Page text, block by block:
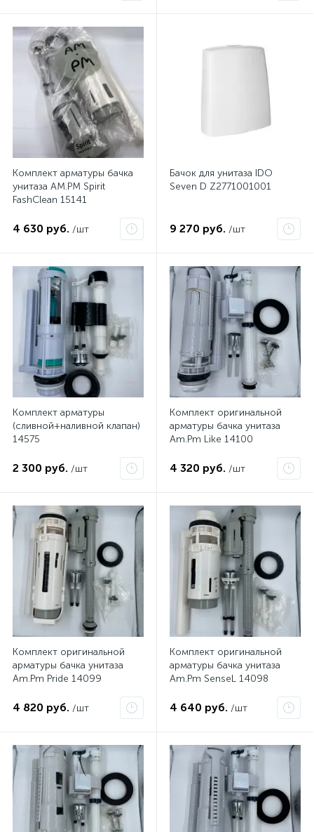
Комплект арматуры бачка
унитаза AM.PM Spirit
FashClean 15141
4 630 руб. /шт
Бачок для унитаза IDO
Seven D Z2771001001
9 270 руб. /шт
Комплект арматуры
(сливной+наливной клапан)
14575
2 300 руб. /шт
Комплект оригинальной
арматуры бачка унитаза
Am.Pm Like 14100
4 320 руб. /шт
Комплект оригинальной
арматуры бачка унитаза
Am.Pm Pride 14099
4 820 руб. /шт
Комплект оригинальной
арматуры бачка унитаза
Am.Pm SenseL 14098
4 640 руб. /шт